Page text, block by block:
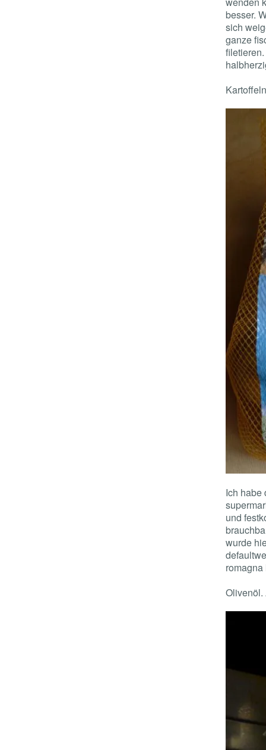
besser.
sich
ganze
Ich habe
und
wurde
Olivenöl.